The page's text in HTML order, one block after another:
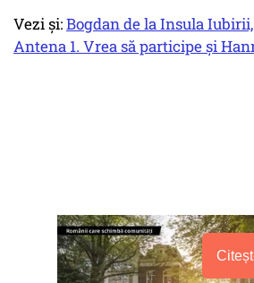
Vezi și:Bogdan de la Insula
Antena 1. Vrea să participe și